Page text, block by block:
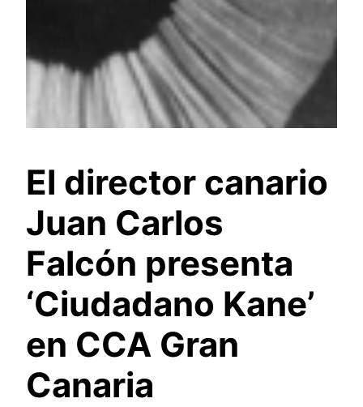
El director canario
Juan Carlos
Falcón presenta
‘Ciudadano Kane’
en CCA Gran
Canaria